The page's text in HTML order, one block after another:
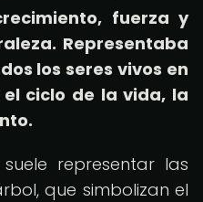
fuerza y
Representaba
los seres vivos en
ciclo de la vida, la
representar las
que simbolizan el